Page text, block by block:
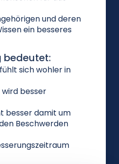
und deren
ein besseres
bedeutet:
sich wohler in
besser
besser damit um
Beschwerden